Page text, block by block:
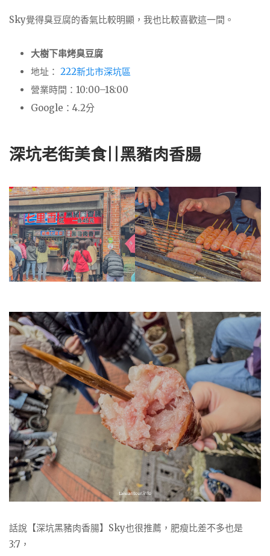
Sky覺得臭豆腐的香氣比較明顯，我也比較喜歡這一間。
大樹下串烤臭豆腐
地址： 222新北市深坑區
營業時間：10:00–18:00
Google：4.2分
深坑老街美食||黑豬肉香腸
話說【深坑黑豬肉香腸】Sky也很推薦，肥瘦比差不多也是
3:7，